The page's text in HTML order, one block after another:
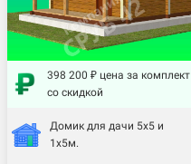
398 200 ₽ цена за комплект
со скидкой
Домик для дачи 5х5 и
1х5м.